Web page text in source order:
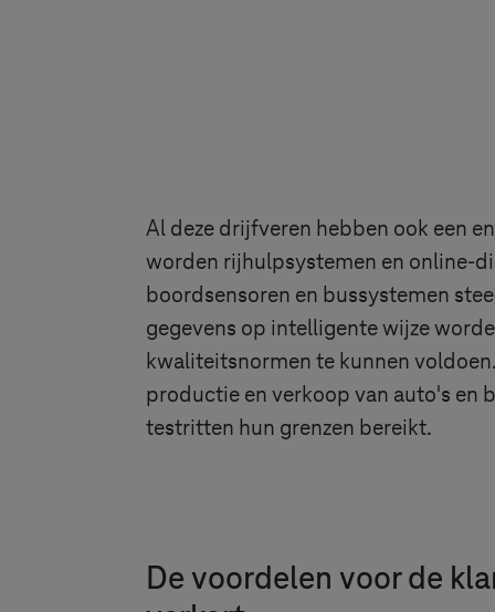
Al deze drijfveren hebben ook een
worden rijhulpsystemen en online-
boordsensoren en bussystemen
gegevens op intelligente wijze
kwaliteitsnormen te kunnen
productie en verkoop van auto's en
testritten hun grenzen bereikt.
De voordelen voor de